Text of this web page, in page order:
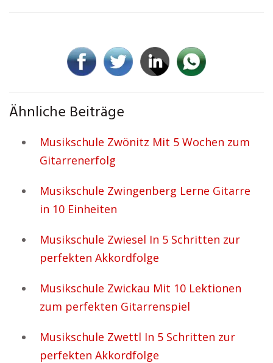
Ähnliche Beiträge
Musikschule Zwönitz Mit 5 Wochen zum
Gitarrenerfolg
Musikschule Zwingenberg Lerne Gitarre
in 10 Einheiten
Musikschule Zwiesel In 5 Schritten zur
perfekten Akkordfolge
Musikschule Zwickau Mit 10 Lektionen
zum perfekten Gitarrenspiel
Musikschule Zwettl In 5 Schritten zur
perfekten Akkordfolge